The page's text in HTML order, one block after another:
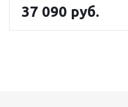
37 090 руб.